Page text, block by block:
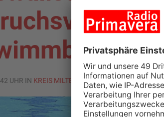
UHR IN KREIS MILTENBERG